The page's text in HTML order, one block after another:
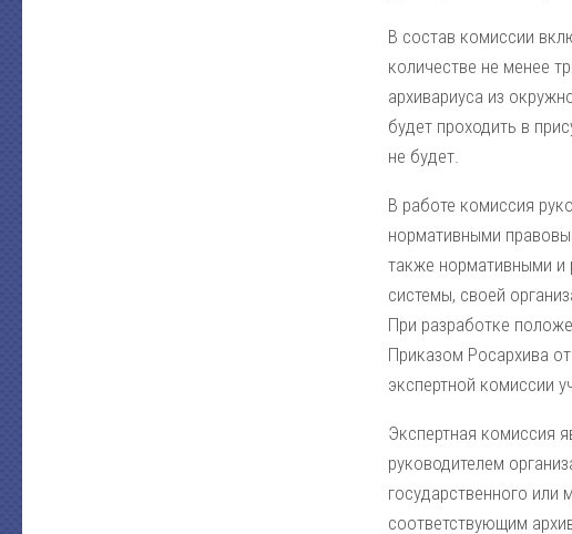
В состав комиссии
количестве не менее
архивариуса из
будет проходить в
не будет.
В работе комиссия
нормативными
также нормативными и
системы, своей
При разработке
Приказом Росархива
экспертной комиссии
Экспертная комиссия
руководителем
государственного или
соответствующим